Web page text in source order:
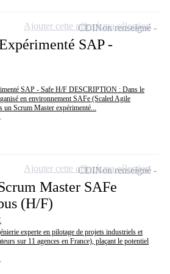
SAP -
SAP - Safe H/F DESCRIPTION : Dans le
en environnement SAFe (Scaled Agile
Scrum Master expérimenté...
CDINon renseigné
Ajouter cette offre à ma sélection
Master SAFe
(H/F)
experte en pilotage de projets industriels et
sur 11 agences en France), plaçant le potentiel
CDINon renseigné
Ajouter cette offre à ma sélection